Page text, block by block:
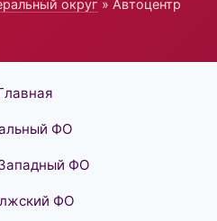
округ » Автоцентр
ФО
ФО
ФО